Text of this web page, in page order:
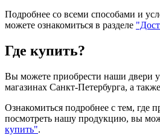
Подробнее со всеми способами и
можете ознакомиться в разделе
Где купить?
Вы можете приобрести наши двери у
магазинах Санкт-Петербурга, а
Ознакомиться подробнее с тем, где
посмотреть нашу продукцию, вы
купить".